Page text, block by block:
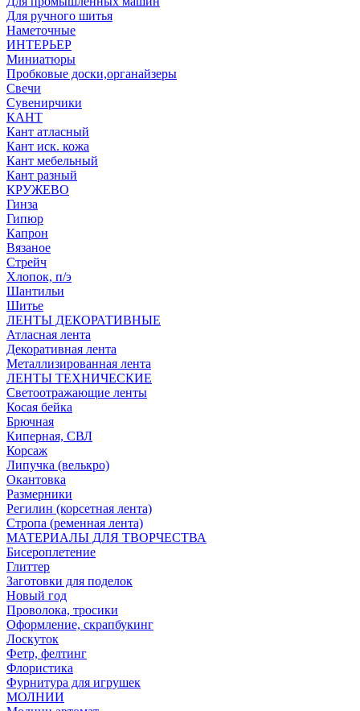
Для ручного шитья
Наметочные
ИНТЕРЬЕР
Миниатюры
Пробковые доски,органайзеры
Свечи
Сувенирчики
КАНТ
Кант атласный
Кант иск. кожа
Кант мебельный
Кант разный
КРУЖЕВО
Гинза
Гипюр
Капрон
Вязаное
Стрейч
Хлопок, п/э
Шантильи
Шитье
ЛЕНТЫ ДЕКОРАТИВНЫЕ
Атласная лента
Декоративная лента
Металлизированная лента
ЛЕНТЫ ТЕХНИЧЕСКИЕ
Светоотражающие ленты
Косая бейка
Брючная
Киперная, СВЛ
Корсаж
Липучка (велькро)
Окантовка
Размерники
Регилин (корсетная лента)
Стропа (ременная лента)
МАТЕРИАЛЫ ДЛЯ ТВОРЧЕСТВА
Бисероплетение
Глиттер
Заготовки для поделок
Новый год
Проволока, тросики
Оформление, скрапбукинг
Лоскуток
Фетр, фелтинг
Флористика
Фурнитура для игрушек
МОЛНИИ